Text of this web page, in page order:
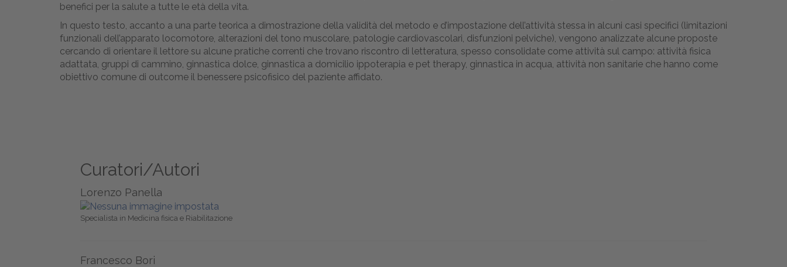
benefici per la salute a tutte le età della vita.
In questo testo, accanto a una parte teorica a dimostrazione della validità del metodo e d’impostazione dell’attività stessa in alcuni casi specifici (limitazioni
funzionali dell’apparato locomotore, alterazioni del tono muscolare, patologie cardiovascolari, disfunzioni pelviche), vengono analizzate alcune proposte
cercando di orientare il lettore su alcune pratiche correnti che trovano riscontro di letteratura, spesso consolidate come attività sul campo: attività fisica
adattata, gruppi di cammino, ginnastica dolce, ginnastica a domicilio ippoterapia e pet therapy, ginnastica in acqua, attività non sanitarie che hanno come
obiettivo comune di outcome il benessere psicofisico del paziente affidato.
Curatori/Autori
Lorenzo Panella
Specialista in Medicina fisica e Riabilitazione
Francesco Bori